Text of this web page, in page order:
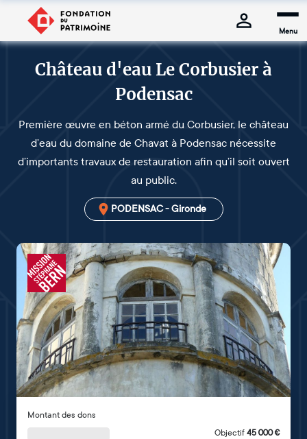
Menu
Château d'eau Le Corbusier à
Podensac
Première œuvre en béton armé du Corbusier, le château
d’eau du domaine de Chavat à Podensac nécessite
d’importants travaux de restauration afin qu’il soit ouvert
au public.
PODENSAC - Gironde
Montant des dons
Objectif 45 000€